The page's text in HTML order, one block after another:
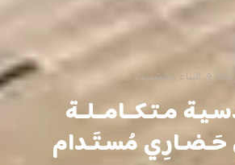
البناء والتشييد/
مـتـكــامــلــة
مُسـتَـدام